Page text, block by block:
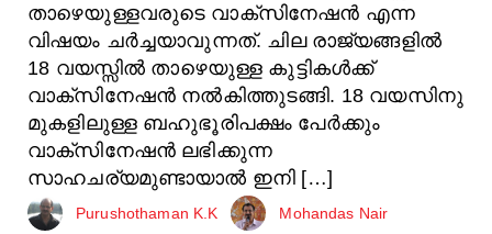
താഴെയുള്ളവരുടെ വാക്സിനേഷൻ എന്ന
വിഷയം ചർച്ചയാവുന്നത്. ചില രാജ്യങ്ങളിൽ
18 വയസ്സിൽ താഴെയുള്ള കുട്ടികൾക്ക്
വാക്സിനേഷൻ നൽകിത്തുടങ്ങി. 18 വയസിനു
മുകളിലുള്ള ബഹുഭൂരിപക്ഷം പേർക്കും
വാക്സിനേഷൻ ലഭിക്കുന്ന
സാഹചര്യമുണ്ടായാൽ ഇനി […]
Purushothaman K.K Mohandas Nair